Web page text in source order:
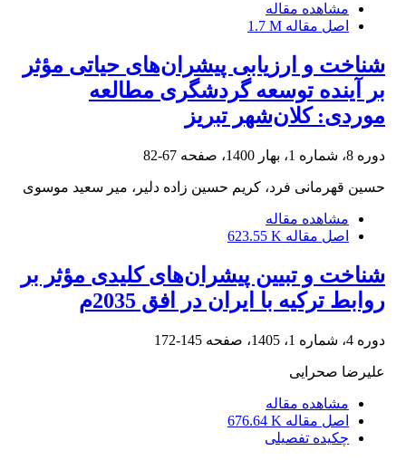
مشاهده مقاله
اصل مقاله 1.7 M
شناخت و ارزیابی پیشران‌های حیاتی مؤثر
بر آینده توسعه گردشگری مطالعه
موردی: کلان‌شهر تبریز
دوره 8، شماره 1، بهار 1400، صفحه 67-82
حسین قهرمانی فرد، کریم حسین زاده دلیر، میر سعید موسوی
مشاهده مقاله
اصل مقاله 623.55 K
شناخت و تبیین پیشران‌های کلیدی مؤثر بر
روابط ترکیه با ایران در افق 2035م
دوره 4، شماره 1، 1405، صفحه 145-172
علیرضا صحرایی
مشاهده مقاله
اصل مقاله 676.64 K
چکیده تفصیلی